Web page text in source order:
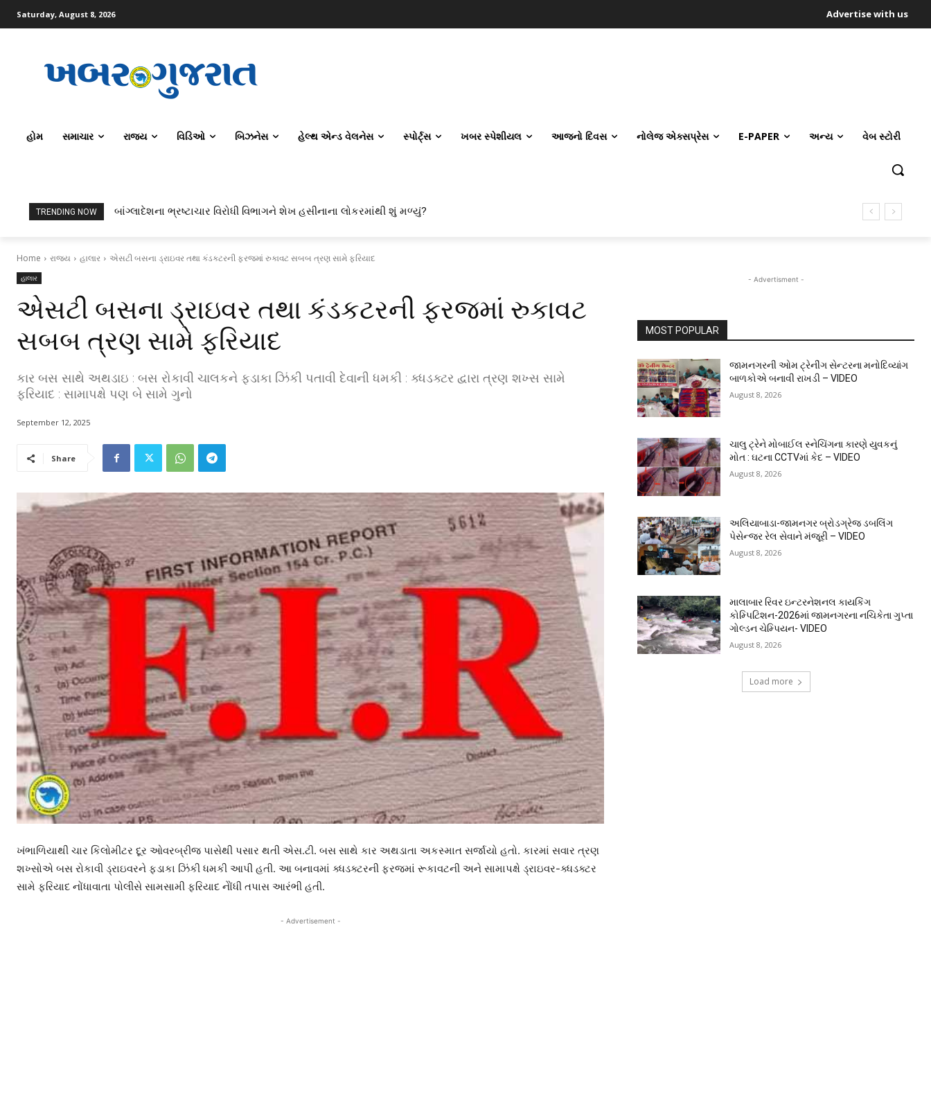
Saturday, August 8, 2026 Advertise with us
હોમ સમાચાર રાજ્ય વિડિઓ બિઝનેસ હેલ્થ એન્ડ વેલનેસ સ્પોર્ટ્સ ખબર સ્પેશીયલ આજનો દિવસ નોલેજ એક્સપ્રેસ E-PAPER અન્ય વેબ સ્ટોરી
TRENDING NOW બાંગ્લાદેશના ભ્રષ્ટાચાર વિરોધી વિભાગને શેખ હસીનાના લોકરમાંથી શું મળ્યું?
Home રાજ્ય હાલાર એસટી બસના ડ્રાઇવર તથા કંડકટરની ફરજમાં રુકાવટ સબબ ત્રણ સામે ફરિયાદ
હાલાર
એસટી બસના ડ્રાઇવર તથા કંડકટરની ફરજમાં રુકાવટ
સબબ ત્રણ સામે ફરિયાદ
કાર બસ સાથે અથડાઇ : બસ રોકાવી ચાલકને ફડાકા ઝિંકી પતાવી દેવાની ધમકી : ક્ધડક્ટર દ્વારા ત્રણ શખ્સ સામે
ફરિયાદ : સામાપક્ષે પણ બે સામે ગુનો
September 12, 2025
Share
ખંભાળિયાથી ચાર કિલોમીટર દૂર ઓવરબ્રીજ પાસેથી પસાર થતી એસ.ટી. બસ સાથે કાર અથડાતા અકસ્માત સર્જાયો હતો. કારમાં સવાર ત્રણ
શખ્સોએ બસ રોકાવી ડ્રાઇવરને ફડાકા ઝિંકી ધમકી આપી હતી. આ બનાવમાં ક્ધડક્ટરની ફરજમાં રૂકાવટની અને સામાપક્ષે ડ્રાઇવર-ક્ધડક્ટર
સામે ફરિયાદ નોંધાવાતા પોલીસે સામસામી ફરિયાદ નોેંધી તપાસ આરંભી હતી.
- Advertisement -
- Advertisment -
MOST POPULAR
જામનગરની ઓમ ટ્રેનીંગ સેન્ટરના મનોદિવ્યાંગ
બાળકોએ બનાવી રાખડી – VIDEO
August 8, 2026
ચાલુ ટ્રેને મોબાઈલ સ્નેચિંગના કારણે યુવકનું
મોત : ઘટના CCTVમાં કેદ – VIDEO
August 8, 2026
અલિયાબાડા-જામનગર બ્રોડગ્રેજ ડબલિંગ
પેસેન્જર રેલ સેવાને મંજૂરી – VIDEO
August 8, 2026
માલાબાર રિવર ઇન્ટરનેશનલ કાયકિંગ
કોમ્પિટિશન-2026માં જામનગરના નચિકેતા ગુપ્તા
ગોલ્ડન ચેમ્પિયન- VIDEO
August 8, 2026
Load more